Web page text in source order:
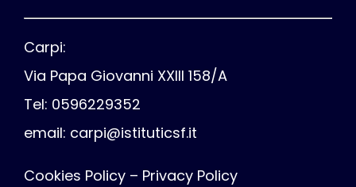
Carpi:
Via Papa Giovanni XXIII 158/A
Tel: 0596229352
email: carpi@istituticsf.it
Cookies Policy– Privacy Policy